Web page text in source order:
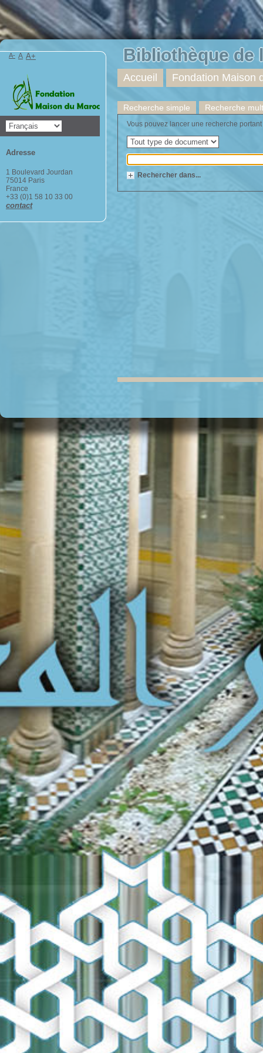
Bibliothèque de
Recherche simple Recherche
Vous pouvez lancer une recherche
Rechercher dans...
Accueil Fondation Maison
A- A A+
Adresse
1 Boulevard Jourdan
75014 Paris
France
+33 (0)1 58 10 33 00
contact